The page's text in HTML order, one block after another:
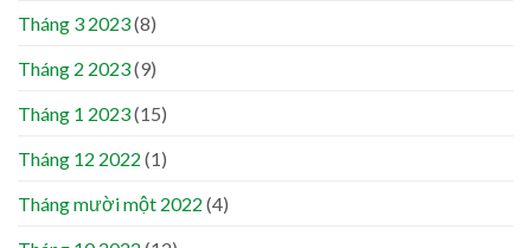
Tháng 3 2023(8)
Tháng 2 2023(9)
Tháng 1 2023(15)
Tháng 12 2022 (1)
Tháng mười một 2022 (4)